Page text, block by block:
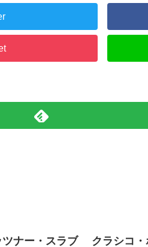
ツナー・スラブ クラシコ